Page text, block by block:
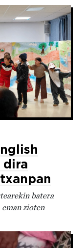
dira
batera
zioten